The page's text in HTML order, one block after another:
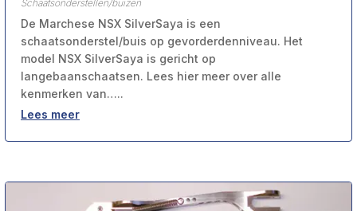
Schaatsonderstellen/buizen
De Marchese NSX SilverSaya is een
schaatsonderstel/buis op gevorderdenniveau. Het
model NSX SilverSaya is gericht op
langebaanschaatsen. Lees hier meer over alle
kenmerken van…..
Lees meer